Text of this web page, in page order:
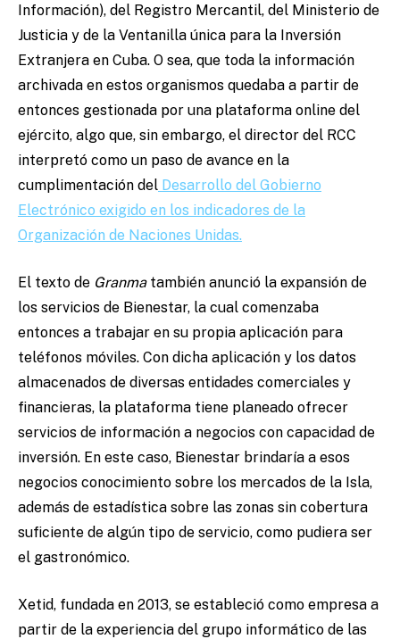
Información), del Registro Mercantil, del Ministerio de
Justicia y de la Ventanilla única para la Inversión
Extranjera en Cuba. O sea, que toda la información
archivada en estos organismos quedaba a partir de
entonces gestionada por una plataforma online del
ejército, algo que, sin embargo, el director del RCC
interpretó como un paso de avance en la
cumplimentación del Desarrollo del Gobierno
Electrónico exigido en los indicadores de la
Organización de Naciones Unidas.
El texto de Granmatambién anunció la expansión de
los servicios de Bienestar, la cual comenzaba
entonces a trabajar en su propia aplicación para
teléfonos móviles. Con dicha aplicación y los datos
almacenados de diversas entidades comerciales y
financieras, la plataforma tiene planeado ofrecer
servicios de información a negocios con capacidad de
inversión. En este caso, Bienestar brindaría a esos
negocios conocimiento sobre los mercados de la Isla,
además de estadística sobre las zonas sin cobertura
suficiente de algún tipo de servicio, como pudiera ser
el gastronómico.
Xetid, fundada en 2013, se estableció como empresa a
partir de la experiencia del grupo informático de las